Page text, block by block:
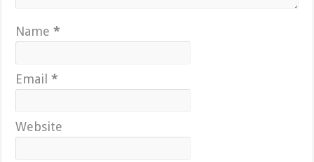
Name*
Email*
Website